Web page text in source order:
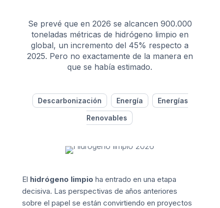
Se prevé que en 2026 se alcancen 900.000
toneladas métricas de hidrógeno limpio en
global, un incremento del 45% respecto a
2025. Pero no exactamente de la manera en
que se había estimado.
Descarbonización Energía Energías
Renovables
El hidrógeno limpio ha entrado en una etapa
decisiva. Las perspectivas de años anteriores
sobre el papel se están convirtiendo en proyectos